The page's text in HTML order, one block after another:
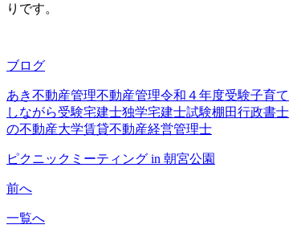
りです。
ブログ
あき不動産管理不動産管理令和４年度受験子育て
しながら受験宅建士独学宅建士試験棚田行政書士
の不動産大学賃貸不動産経営管理士
ピクニックミーティング in 朝宮公園
前へ
一覧へ